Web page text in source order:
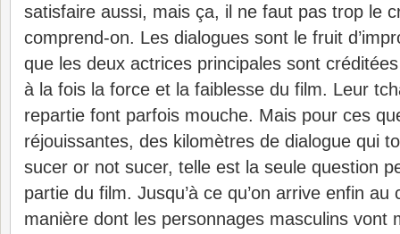
satisfaire aussi, mais ça, il ne faut pas trop le
comprend-on. Les dialogues sont le fruit
que les deux actrices principales sont
à la fois la force et la faiblesse du film. Leur
repartie font parfois mouche. Mais pour ces
réjouissantes, des kilomètres de dialogue qui
sucer or not sucer, telle est la seule question
partie du film. Jusqu’à ce qu’on arrive enfin
manière dont les personnages masculins vont